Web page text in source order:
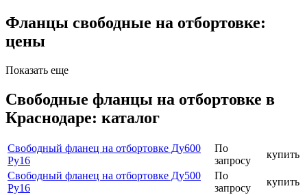
Фланцы свободные на отбортовке:
цены
Показать еще
Свободные фланцы на отбортовке в
Краснодаре: каталог
Свободный фланец на отбортовке Ду600
Ру16
По
запросу
купить
Свободный фланец на отбортовке Ду500
Ру16
По
запросу
купить